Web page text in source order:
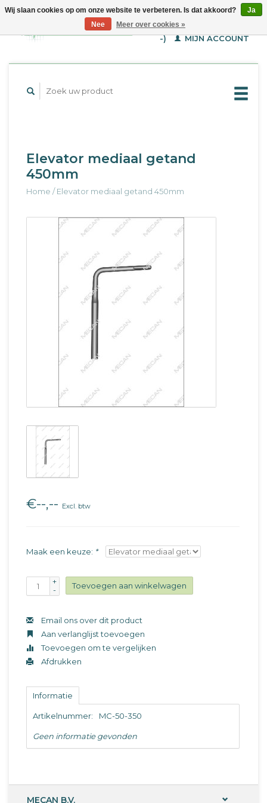
WINKELWAGEN (€--,-
-)
MIJN ACCOUNT
Elevator mediaal getand
450mm
Home /Elevator mediaal getand 450mm
€--,-- Excl. btw
Maak een keuze: *
+
-
Toevoegen aan winkelwagen
Email ons over dit product
Aan verlanglijst toevoegen
Toevoegen om te vergelijken
Afdrukken
Informatie
Artikelnummer: MC-50-350
Geen informatie gevonden
MECAN B.V.
Wij slaan cookies op om onze website te verbeteren. Is dat akkoord?
Ja
Nee
Meer over cookies »